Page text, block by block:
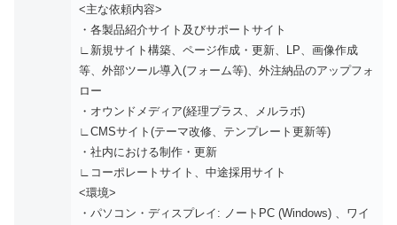
<主な依頼内容>
・各製品紹介サイト及びサポートサイト
∟新規サイト構築、ページ作成・更新、LP、画像作成
等、外部ツール導入(フォーム等)、外注納品のアップフォ
ロー
・オウンドメディア(経理プラス、メルラボ)
∟CMSサイト(テーマ改修、テンプレート更新等)
・社内における制作・更新
∟コーポレートサイト、中途採用サイト
<環境>
・パソコン・ディスプレイ: ノートPC (Windows) 、ワイ